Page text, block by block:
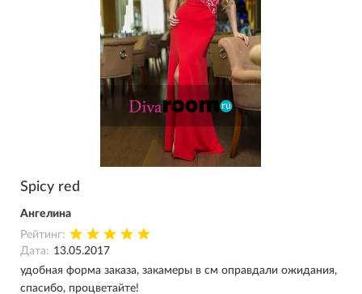
Spicy red
Ангелина
Рейтинг:
Дата: 13.05.2017
удобная форма заказа, закамеры в см оправдали ожидания,
спасибо, процветайте!